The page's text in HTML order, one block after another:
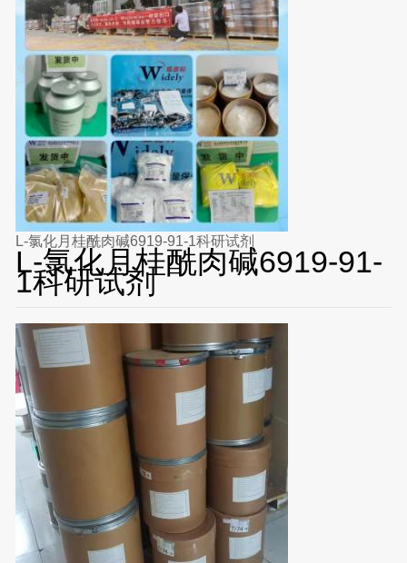
L-氯化月桂酰肉碱6919-91-1科研试剂
L-氯化月桂酰肉碱6919-91-
1科研试剂